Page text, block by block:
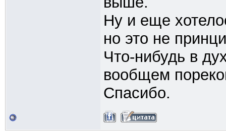
Ну и еще
но это не
Что-нибудь в
вообщем
Спасибо.